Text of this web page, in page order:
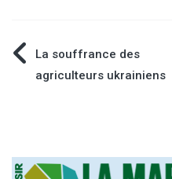
Navigation
La souffrance des
agriculteurs ukrainiens